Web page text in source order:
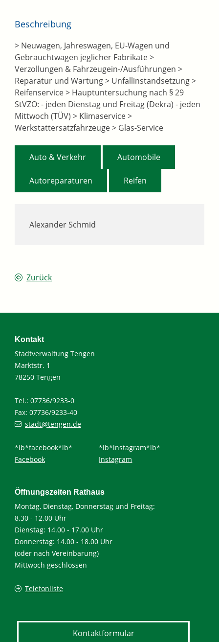
Alexander Schmid
Beschreibung
> Neuwagen, Jahreswagen, EU-Wagen und
Gebrauchtwagen jeglicher Fabrikate >
Verzollungen & Fahrzeugein-/Ausführungen >
Reparatur und Wartung > Unfallinstandsetzung >
Reifenservice > Hauptuntersuchung nach § 29
StVZO: - jeden Dienstag und Freitag (Dekra) - jeden
Mittwoch (TÜV) > Klimaservice >
Werkstattersatzfahrzeuge > Glas-Service
Auto & Verkehr Automobile
Autoreparaturen Reifen
Zurück
Kontakt
Stadtverwaltung Tengen
Marktstr. 1
78250 Tengen
Tel.: 07736/9233-0
Fax: 07736/9233-40
stadt@tengen.de
*ib*facebook*ib*
Facebook
*ib*instagram*ib*
Instagram
Öffnungszeiten Rathaus
Montag, Dienstag, Donnerstag und Freitag:
8.30 - 12.00 Uhr
Dienstag: 14.00 - 17.00 Uhr
Donnerstag: 14.00 - 18.00 Uhr
(oder nach Vereinbarung)
Mittwoch geschlossen
Telefonliste
Kontaktformular